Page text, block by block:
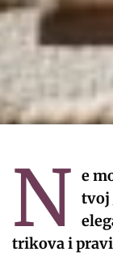
N e
tvoj
trikova i